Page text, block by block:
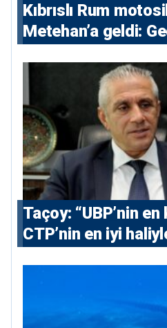
Kıbrıslı Rum
Metehan’a geldi:
Taçoy: “UBP’nin
CTP’nin en iyi